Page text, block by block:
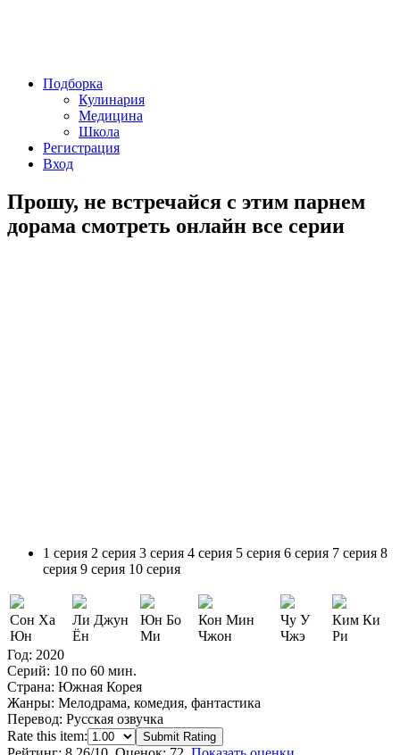
Подборка
Кулинария
Медицина
Школа
Регистрация
Вход
Прошу, не встречайся с этим парнем
дорама смотреть онлайн все серии
1 серия 2 серия 3 серия 4 серия 5 серия 6 серия 7 серия 8
серия 9 серия 10 серия
Сон Ха
Юн
Ли Джун
Ён
Юн Бо
Ми
Кон Мин
Чжон
Чу У
Чжэ
Ким Ки
Ри
Год: 2020
Серий: 10 по 60 мин.
Страна: Южная Корея
Жанры: Мелодрама, комедия, фантастика
Перевод: Русская озвучка
Rate this item:
Submit Rating